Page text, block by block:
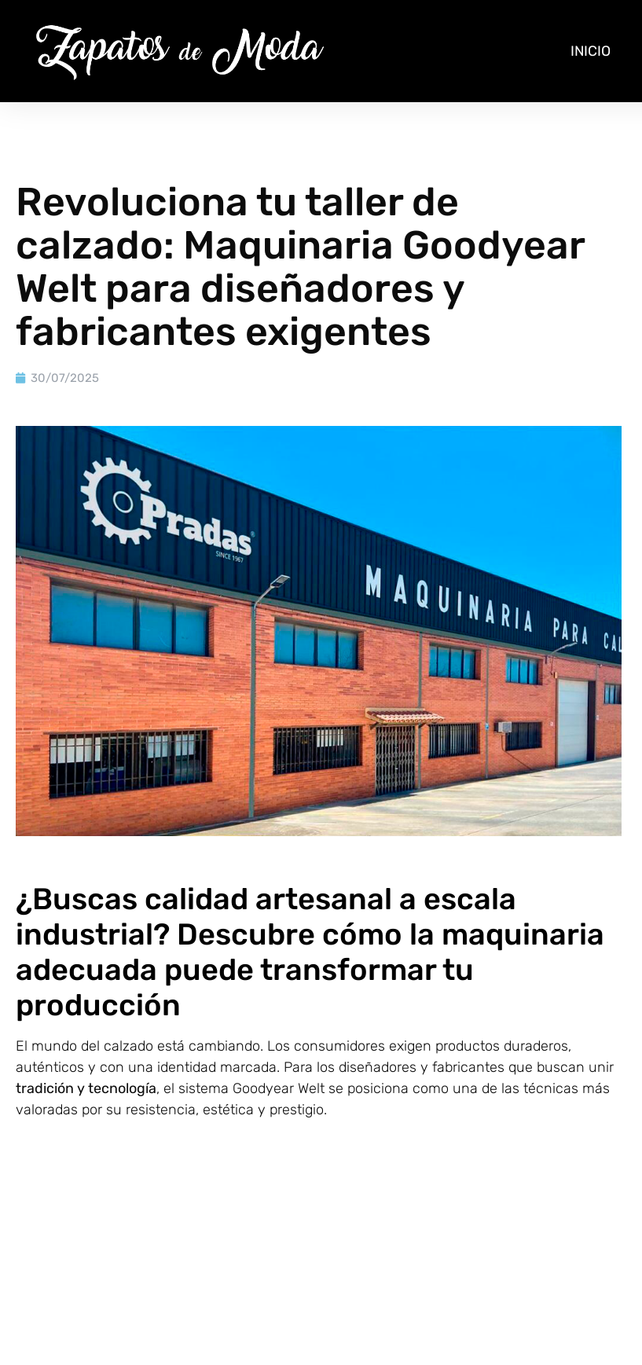
INICIO
Revoluciona tu taller de
calzado: Maquinaria Goodyear
Welt para diseñadores y
fabricantes exigentes
30/07/2025
¿Buscas calidad artesanal a escala
industrial? Descubre cómo la maquinaria
adecuada puede transformar tu
producción
El mundo del calzado está cambiando. Los consumidores exigen productos duraderos,
auténticos y con una identidad marcada. Para los diseñadores y fabricantes que buscan unir
tradición y tecnología, el sistema Goodyear Welt se posiciona como una de las técnicas más
valoradas por su resistencia, estética y prestigio.